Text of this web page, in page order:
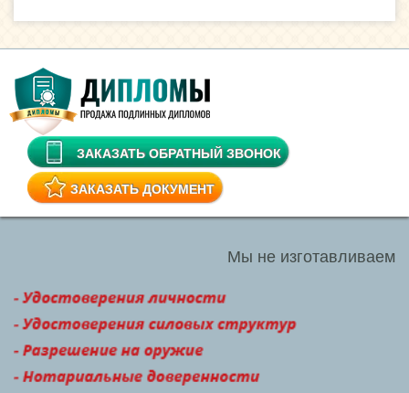
ЗАКАЗАТЬ ОБРАТНЫЙ ЗВОНОК
ЗАКАЗАТЬ ДОКУМЕНТ
Мы не изготавливаем